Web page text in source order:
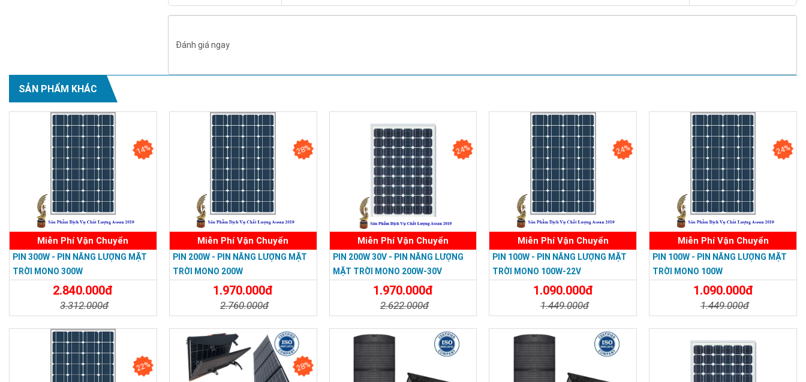
CÔNG TY TNHH TM DV HOÀNG QUỐC BẢO
Trụ sở chính: 126 Tân Quý,P.Tân Qúy,Q.Tân Phú,TP.HCM
Chi Nhánh Q10: 324 Nhật Tảo, P.6, Q.10, TP.HCM
Chi Nhánh Thủ Đức: 1110A5 Phạm Văn Đồng , Phường Linh Đông , Thành Phố Thủ Đức
Chi Nhánh Đồng Nai: 2394 Quốc Lộ 1K, Phường Hoá An, TP. Biên Hoà, Tỉnh Đồng Nai
Chi Nhánh BR-VT: 477 Cách Mạng Tháng 8, P.Phước Nguyên, TP. Bà Rịa, Vũng Tàu
Chi Nhánh Hà Nội: P914 Tòa Nhà CT4C/X2 KĐT Bắc Linh Đàm - Hoàng Mai - Hà Nội.
ĐT: 09153 77770 - 08.66.795.795
Đánh giá ngay
SẢN PHẨM KHÁC
14%
Miễn Phí Vận Chuyển
PIN 300W - PIN NĂNG LƯỢNG MẶT
TRỜI MONO 300W
2.840.000đ
3.312.000đ
28%
Miễn Phí Vận Chuyển
PIN 200W - PIN NĂNG LƯỢNG MẶT
TRỜI MONO 200W
1.970.000đ
2.760.000đ
24%
Miễn Phí Vận Chuyển
PIN 200W 30V - PIN NĂNG LƯỢNG
MẶT TRỜI MONO 200W-30V
1.970.000đ
2.622.000đ
24%
Miễn Phí Vận Chuyển
PIN 100W - PIN NĂNG LƯỢNG MẶT
TRỜI MONO 100W-22V
1.090.000đ
1.449.000đ
24%
Miễn Phí Vận Chuyển
PIN 100W - PIN NĂNG LƯỢNG MẶT
TRỜI MONO 100W
1.090.000đ
1.449.000đ
22% 28%